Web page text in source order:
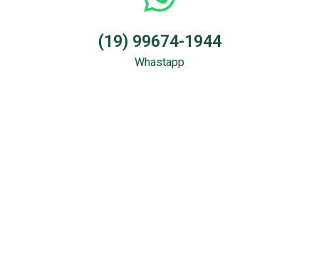
(19) 99674-1944
Whastapp